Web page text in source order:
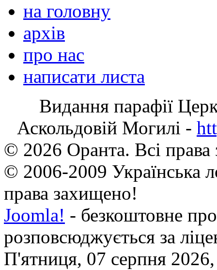
на головну
архів
про нас
написати листа
Видання парафії
Аскольдовій Могилі -
© 2026 Оранта. Всі
© 2006-2009 Українська
права захищено!
Joomla! - безкоштовне
розповсюджується за
П'ятниця, 07 серпня